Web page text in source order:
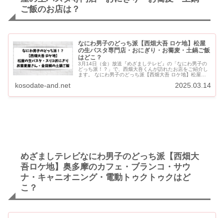
ご飯のお店は？
なにわ男子のどっち派【西畑大吾 ロケ地】松屋
の生パスタ専門店・おにぎり・お蕎麦・土鍋ご飯
はどこ？
3月14日（金）放送『めざましテレビ』の「なにわ男子の
どっち派！？」で、西畑大吾くんが訪れたお店をご紹介し
ます。 なにわ男子のどっち派【西畑大吾 ロケ地】松屋の
kosodate-and.net 2025.03.14
めざましテレビなにわ男子のどっち派【西畑大
吾ロケ地】奥多摩のカフェ・ブランコ・サウ
ナ・キャニオニング・電動トゥクトゥクはど
こ？